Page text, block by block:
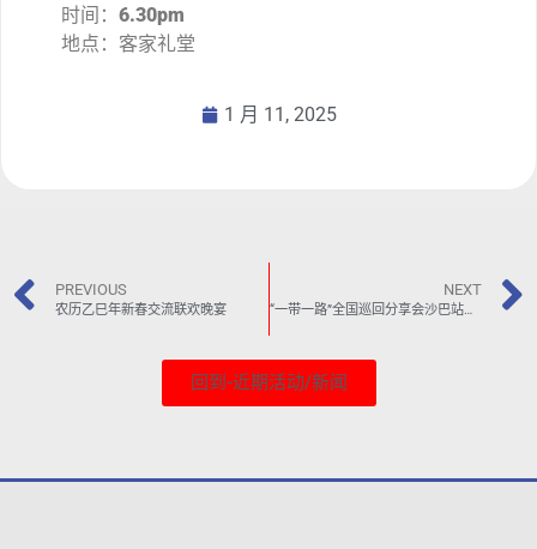
时间： 6.30pm
地点：客家礼堂
1 月 11, 2025
PREVIOUS
农历乙巳年新春交流联欢晚宴
NEXT
“一带一路”全国巡回分享会沙巴站暨闭幕礼
回到-近期活动/新闻